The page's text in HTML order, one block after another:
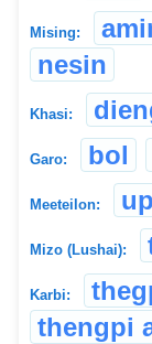
Mising:
nesin
Khasi:
Garo: bol
Meeteilon:
Mizo (Lushai):
Karbi:
thengpi